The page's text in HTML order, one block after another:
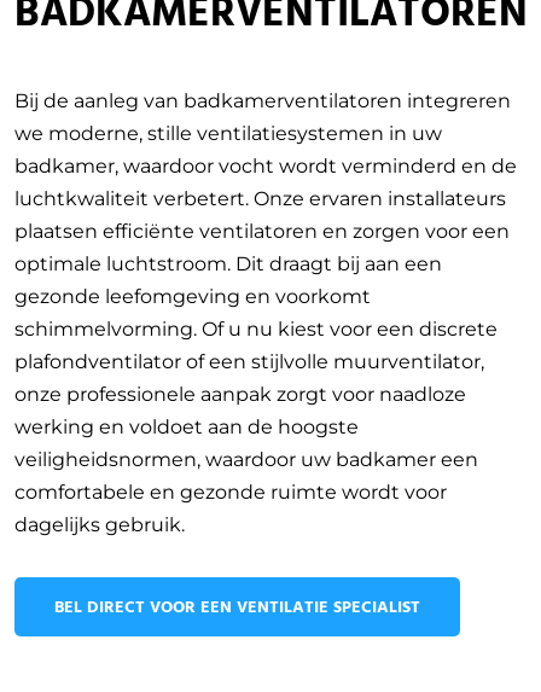
BADKAMERVENTILATOREN
Bij de aanleg van badkamerventilatoren integreren
we moderne, stille ventilatiesystemen in uw
badkamer, waardoor vocht wordt verminderd en de
luchtkwaliteit verbetert. Onze ervaren installateurs
plaatsen efficiënte ventilatoren en zorgen voor een
optimale luchtstroom. Dit draagt bij aan een
gezonde leefomgeving en voorkomt
schimmelvorming. Of u nu kiest voor een discrete
plafondventilator of een stijlvolle muurventilator,
onze professionele aanpak zorgt voor naadloze
werking en voldoet aan de hoogste
veiligheidsnormen, waardoor uw badkamer een
comfortabele en gezonde ruimte wordt voor
dagelijks gebruik.
BEL DIRECT VOOR EEN VENTILATIE SPECIALIST